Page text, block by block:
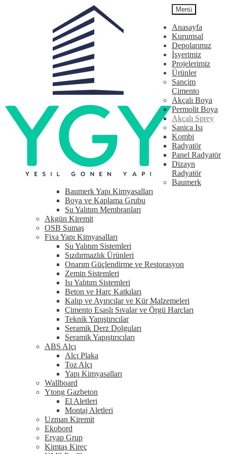
Menü
Anasayfa
Kurumsal
Depolarımız
İşyerimiz
Projelerimiz
Ürünler
Sançim
Çimento
Akçalı Boya
Permolit Boya
Akçalı Sprey
Sanica Isı
Kombi
Radyatör
Panel Radyatör
Dizayn
Radyatör
Baumerk
Baumerk Yapı Kimyasalları
Boya ve Kaplama Grubu
Su Yalıtım Membranları
Akgün Kiremit
OSB Sumaş
Fixa Yapı Kimyasalları
Su Yalıtım Sistemleri
Sızdırmazlık Ürünleri
Onarım Güçlendirme ve Restorasyon
Zemin Sistemleri
Isı Yalıtım Sistemleri
Beton ve Harç Katkıları
Kalıp ve Ayırıcılar ve Kür Malzemeleri
Çimento Esaslı Sıvalar ve Örgü Harçları
Teknik Yapıştırıcılar
Seramik Derz Dolguları
Seramik Yapıştırıcıları
ABS Alçı
Alçı Plaka
Toz Alçı
Yapı Kimyasalları
Wallboard
Ytong Gazbeton
El Aletleri
Montaj Aletleri
Uzman Kiremit
Ekobord
Eryap Grup
Kimtaş Kireç